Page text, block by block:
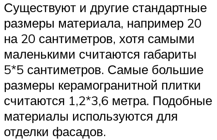
Существуют и другие стандартные
размеры материала, например 20
на 20 сантиметров, хотя самыми
маленькими считаются габариты
5*5 сантиметров. Самые большие
размеры керамогранитной плитки
считаются 1,2*3,6 метра. Подобные
материалы используются для
отделки фасадов.